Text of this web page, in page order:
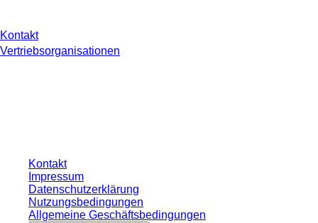
Kontakt
Vertriebsorganisationen
Kontakt
Impressum
Datenschutzerklärung
Nutzungsbedingungen
Allgemeine Geschäftsbedingungen